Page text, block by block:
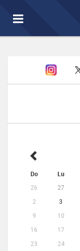
Toggle
navigation
Do Lu
26 27
2
3
9
10
16
17
23
24